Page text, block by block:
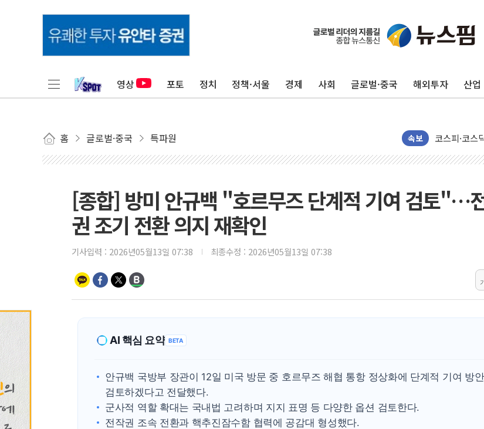
영상 포토 정치 정책·서울 경제 사회 글로벌·중국 해외투자 산업
홈 글로벌·중국 특파원 속보
전남광주 화
청도 문수리
헥토이노베
우리은행, 고
종합특검, '
코스피·코스
장동혁 "규제
[속보] 종합
AI에 승부
[종합] 방미 안규백 "호르무즈 단계적 기여 검토"…
권 조기 전환 의지 재확인
기사입력 : 2026년05월13일 07:38 최종수정 : 2026년05월13일 07:38
AI 핵심 요약 BETA
안규백 국방부 장관이 12일 미국 방문 중 호르무즈 해협 통항 정상화에 단계적 기여 방
검토하겠다고 전달했다.
군사적 역할 확대는 국내법 고려하며 지지 표명 등 다양한 옵션 검토한다.
전작권 조속 전환과 핵추진잠수함 협력에 공감대 형성했다.